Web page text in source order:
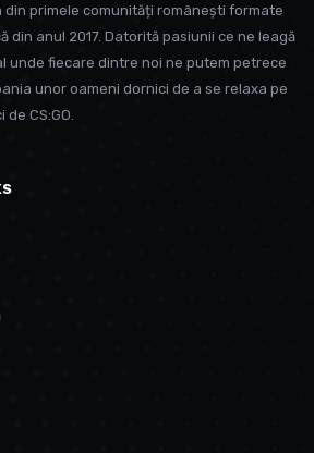
din primele comunități românești formate
din anul 2017. Datorită pasiunii ce ne leagă
unde fiecare dintre noi ne putem petrece
unor oameni dornici de a se relaxa pe
CS:GO.